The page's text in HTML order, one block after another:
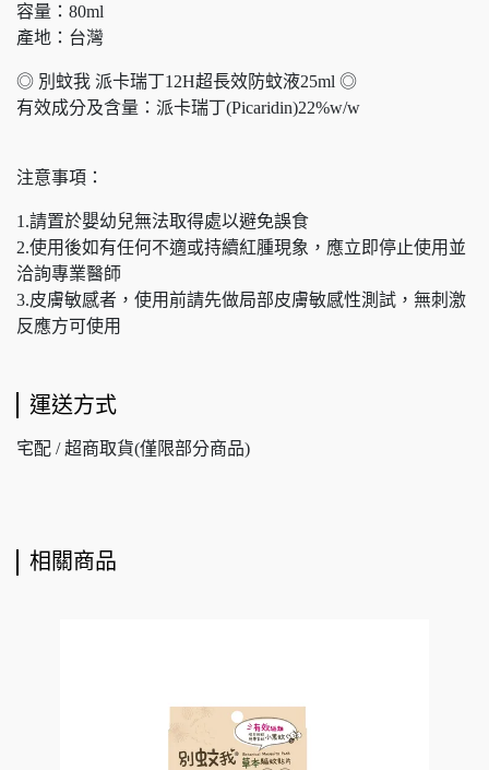
容量：80ml
產地：台灣
◎ 別蚊我 派卡瑞丁12H超長效防蚊液25ml ◎
有效成分及含量：派卡瑞丁(Picaridin)22%w/w
注意事項：
1.請置於嬰幼兒無法取得處以避免誤食
2.使用後如有任何不適或持續紅腫現象，應立即停止使用並
洽詢專業醫師
3.皮膚敏感者，使用前請先做局部皮膚敏感性測試，無刺激
反應方可使用
運送方式
宅配 / 超商取貨(僅限部分商品)
相關商品